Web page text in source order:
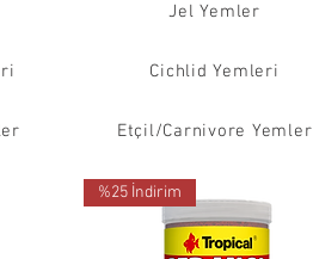
Jel Yemler
Cichlid Yemleri
Etçil/Carnivore Yemler
%25 İndirim